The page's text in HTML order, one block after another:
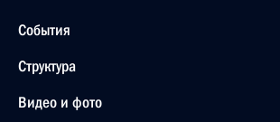
События
Структура
Видео и фото